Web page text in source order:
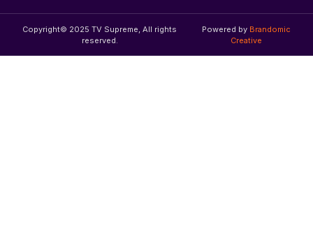
Copyright© 2025 TV Supreme, All rights
reserved.
Powered by Brandomic
Creative